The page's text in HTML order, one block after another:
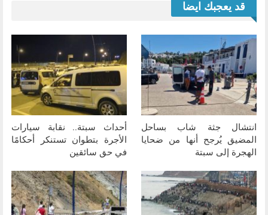
قد يعجبك ايضا
انتشال جثة شاب بساحل
المضيق يُرجح أنها من ضحايا
الهجرة إلى سبتة
أحداث سبتة.. نقابة سيارات
الأجرة بتطوان تستنكر أحكامًا
في حق سائقين